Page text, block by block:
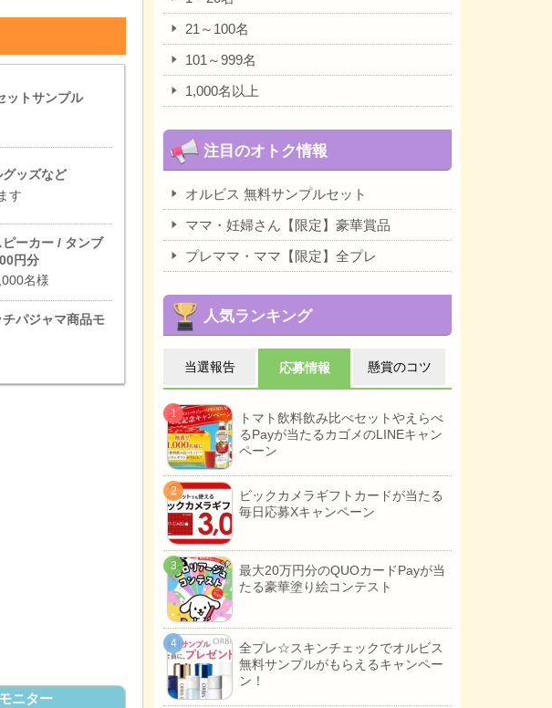
ットサンプル
ッズなど
す
ーカー / タンブ
円分
名様
パジャマ商品モ
ニター
21～100名
101～999名
1,000名以上
注目のオトク情報
オルビス 無料サンプルセット
ママ・妊婦さん【限定】豪華賞品
プレママ・ママ【限定】全プレ
人気ランキング
当選報告 応募情報 懸賞のコツ
トマト飲料飲み比べセットやえらべ
るPayが当たるカゴメのLINEキャン
ペーン
ビックカメラギフトカードが当たる
毎日応募Xキャンペーン
最大20万円分のQUOカードPayが当
たる豪華塗り絵コンテスト
全プレ☆スキンチェックでオルビス
無料サンプルがもらえるキャンペー
ン！